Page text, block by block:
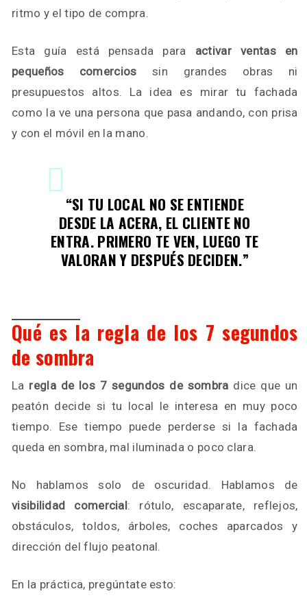
ritmo y el tipo de compra.
Esta guía está pensada para activar ventas en
pequeños comercios sin grandes obras ni
presupuestos altos. La idea es mirar tu fachada
como la ve una persona que pasa andando, con prisa
y con el móvil en la mano.
“SI TU LOCAL NO SE ENTIENDE
DESDE LA ACERA, EL CLIENTE NO
ENTRA. PRIMERO TE VEN, LUEGO TE
VALORAN Y DESPUÉS DECIDEN.”
Qué es la regla de los 7 segundos
de sombra
La regla de los 7 segundos de sombra dice que un
peatón decide si tu local le interesa en muy poco
tiempo. Ese tiempo puede perderse si la fachada
queda en sombra, mal iluminada o poco clara.
No hablamos solo de oscuridad. Hablamos de
visibilidad comercial: rótulo, escaparate, reflejos,
obstáculos, toldos, árboles, coches aparcados y
dirección del flujo peatonal.
En la práctica, pregúntate esto: